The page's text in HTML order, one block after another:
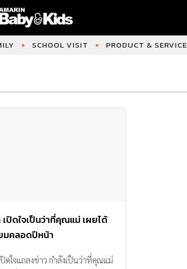
SCHOOL VISIT PRODUCT & SERVICE
ปิดใจเป็นว่าที่คุณแม่ เผยได้
มคลอดปีหน้า
ใจแถลงข่าว กำลังเป็นว่าที่คุณแม่